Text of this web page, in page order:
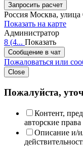
Запросить расчет
Россия Москва, улица
Показать на карте
Администратор
8 (4... Показать
Сообщение в чат
Пожаловаться или
Close
Пожалуйста,
Контент,
авторские права
Описание и/